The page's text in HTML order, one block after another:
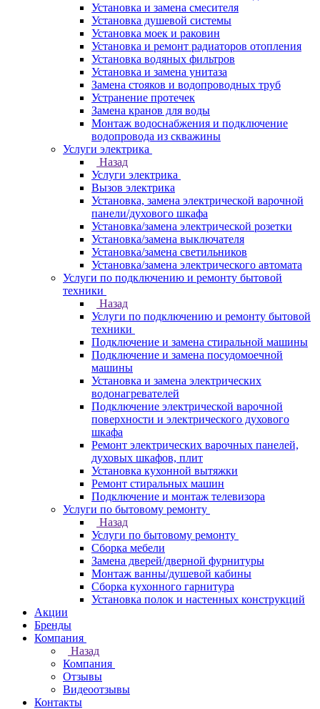
Установка и замена смесителя
Установка душевой системы
Установка моек и раковин
Установка и ремонт радиаторов отопления
Установка водяных фильтров
Установка и замена унитаза
Замена стояков и водопроводных труб
Устранение протечек
Замена кранов для воды
Монтаж водоснабжения и подключение
водопровода из скважины
Услуги электрика
Назад
Услуги электрика
Вызов электрика
Установка, замена электрической варочной
панели/духового шкафа
Установка/замена электрической розетки
Установка/замена выключателя
Установка/замена светильников
Установка/замена электрического автомата
Услуги по подключению и ремонту бытовой
техники
Назад
Услуги по подключению и ремонту бытовой
техники
Подключение и замена стиральной машины
Подключение и замена посудомоечной
машины
Установка и замена электрических
водонагревателей
Подключение электрической варочной
поверхности и электрического духового
шкафа
Ремонт электрических варочных панелей,
духовых шкафов, плит
Установка кухонной вытяжки
Ремонт стиральных машин
Подключение и монтаж телевизора
Услуги по бытовому ремонту
Назад
Услуги по бытовому ремонту
Сборка мебели
Замена дверей/дверной фурнитуры
Монтаж ванны/душевой кабины
Сборка кухонного гарнитура
Установка полок и настенных конструкций
Акции
Бренды
Компания
Назад
Компания
Отзывы
Видеоотзывы
Контакты